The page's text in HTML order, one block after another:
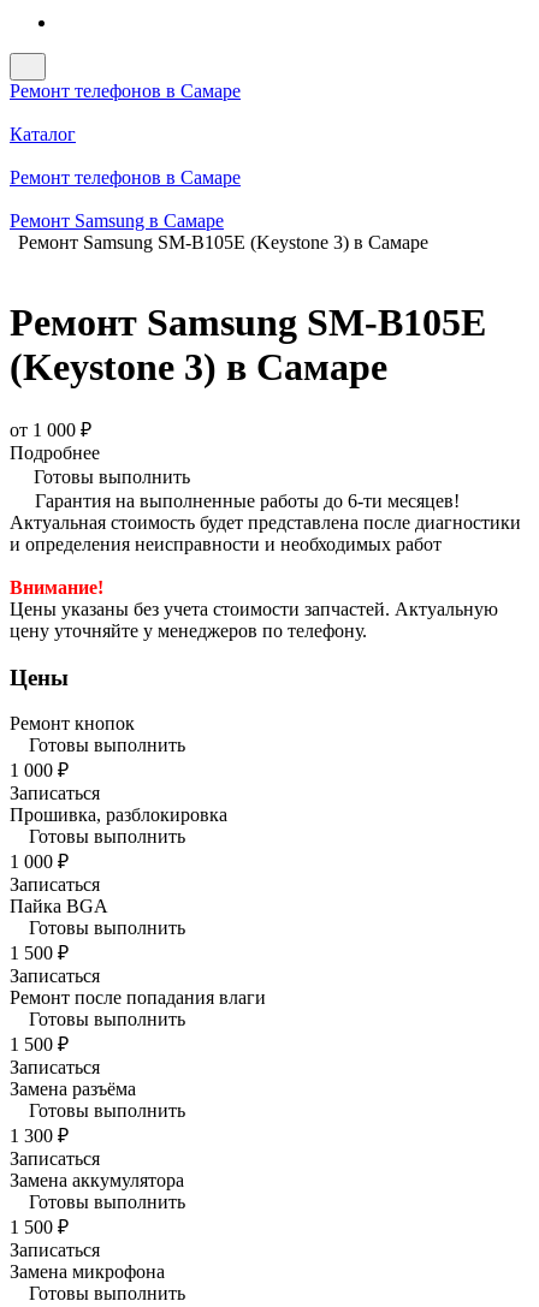
Ремонт телефонов в Самаре
Каталог
Ремонт телефонов в Самаре
Ремонт Samsung в Самаре
Ремонт Samsung SM-B105E (Keystone 3) в Самаре
Ремонт Samsung SM-B105E
(Keystone 3) в Самаре
от 1 000 ₽
Подробнее
Готовы выполнить
Гарантия на выполненные работы до 6-ти месяцев!
Актуальная стоимость будет представлена после диагностики
и определения неисправности и необходимых работ
Внимание!
Цены указаны без учета стоимости запчастей. Актуальную
цену уточняйте у менеджеров по телефону.
Цены
Ремонт кнопок
Готовы выполнить
1 000 ₽
Записаться
Прошивка, разблокировка
Готовы выполнить
1 000 ₽
Записаться
Пайка BGA
Готовы выполнить
1 500 ₽
Записаться
Ремонт после попадания влаги
Готовы выполнить
1 500 ₽
Записаться
Замена разъёма
Готовы выполнить
1 300 ₽
Записаться
Замена аккумулятора
Готовы выполнить
1 500 ₽
Записаться
Замена микрофона
Готовы выполнить